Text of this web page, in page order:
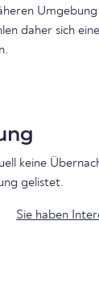
daher sich
keine
gelistet.
Sie haben